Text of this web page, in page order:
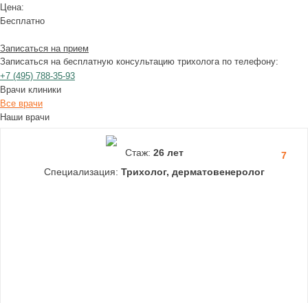
Цена:
Бесплатно
Записаться на прием
Записаться на бесплатную консультацию трихолога по телефону:
+7 (495) 788-35-93
Врачи клиники
Все врачи
Наши врачи
7
Стаж: 26 лет
Специализация: Трихолог, дерматовенеролог